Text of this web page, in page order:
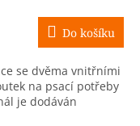
Do košíku
se dvěma vnitřními
na psací potřeby
je dodáván